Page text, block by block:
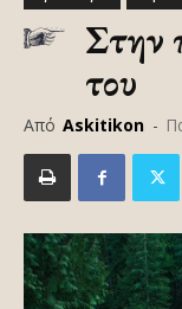
Στην
του
Από Askitikon -